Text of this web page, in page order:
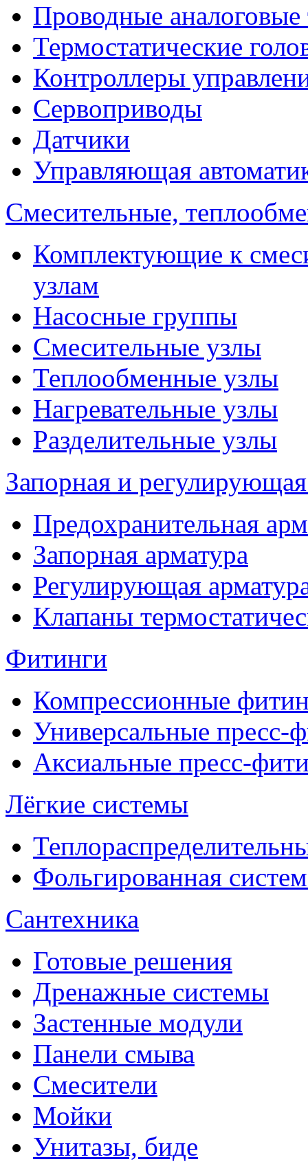
Проводные аналоговые
Термостатические
Контроллеры
Сервоприводы
Датчики
Управляющая
Смесительные,
Комплектующие к
узлам
Насосные группы
Смесительные узлы
Теплообменные узлы
Нагревательные узлы
Разделительные узлы
Запорная и
Предохранительная
Запорная арматура
Регулирующая
Клапаны
Фитинги
Компрессионные
Универсальные пресс-
Аксиальные пресс-
Лёгкие системы
Фольгированная
Сантехника
Готовые решения
Дренажные системы
Застенные модули
Панели смыва
Смесители
Мойки
Унитазы, биде